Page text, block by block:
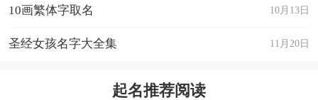
10月13日
10画繁体字取名
11月20日
圣经女孩名字大全集
起名推荐阅读